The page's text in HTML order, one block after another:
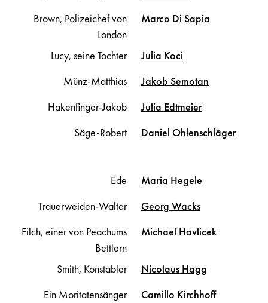
Brown, Polizeichef von
London
Marco Di Sapia
Lucy, seine Tochter Julia Koci
Münz-Matthias
Jakob Semotan
Hakenfinger-Jakob
Julia Edtmeier
Säge-Robert
Daniel Ohlenschläger
Ede Maria Hegele
Trauerweiden-Walter
Georg Wacks
Filch, einer von Peachums
Bettlern
Michael Havlicek
Smith, Konstabler Nicolaus Hagg
Ein Moritatensänger
Camillo Kirchhoff